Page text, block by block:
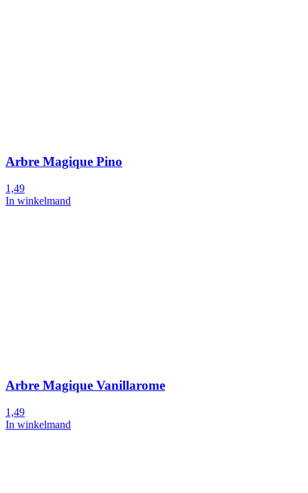
Arbre Magique Pino
1,49
In winkelmand
Arbre Magique Vanillarome
1,49
In winkelmand